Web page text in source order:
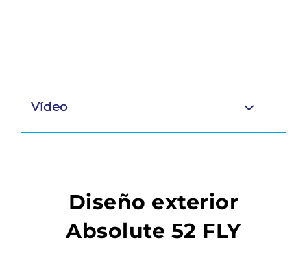
Vídeo
Diseño exterior
Absolute 52 FLY